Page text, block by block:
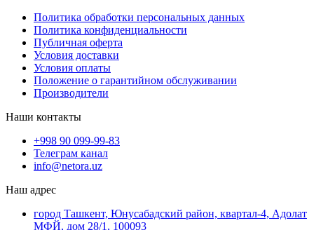
Политика обработки персональных данных
Политика конфиденциальности
Публичная оферта
Условия доставки
Условия оплаты
Положение о гарантийном обслуживании
Производители
Наши контакты
+998 90 099-99-83
Телеграм канал
info@netora.uz
Наш адрес
город Ташкент, Юнусабадский район, квартал-4, Адолат
МФЙ, дом 28/1, 100093